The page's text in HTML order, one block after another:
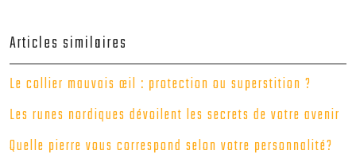
Articles similaires
Le collier mauvais œil : protection ou superstition ?
Les runes nordiques dévoilent les secrets de votre avenir
Quelle pierre vous correspond selon votre personnalité?